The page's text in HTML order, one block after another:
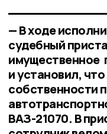
— В ходе
судебный
имущественное
и установил,
собственности
ВАЗ-21070. В